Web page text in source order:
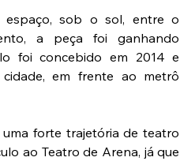
sob o sol, entre o
a peça foi ganhando
foi concebido em 2014 e
em frente ao metrô
forte trajetória de teatro
ao Teatro de Arena, já que